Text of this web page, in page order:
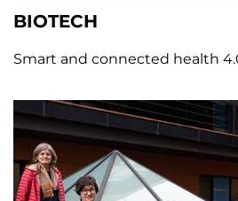
BIOTECH
Smart and connected health